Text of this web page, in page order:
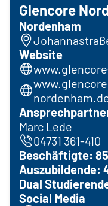
Glencore
Nordenham
Website
Marc Lede
04731 361-410
Beschäftigte:
Auszubildende:
Dual
Social Media